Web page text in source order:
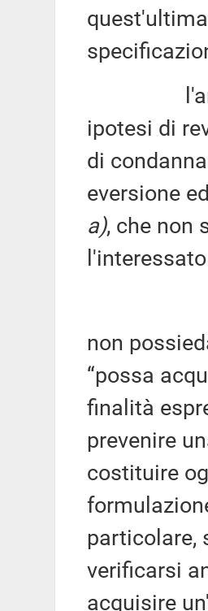
l'articolo
ipotesi di
di
eversione
a), che non
l'interessato
non
“possa
finalità
prevenire
costituire
particolare,
verificarsi
acquisire